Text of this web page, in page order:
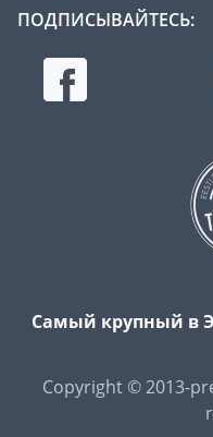
ПОДПИСЫВАЙТЕСЬ:
Самый крупный в
Copyright © 2013-